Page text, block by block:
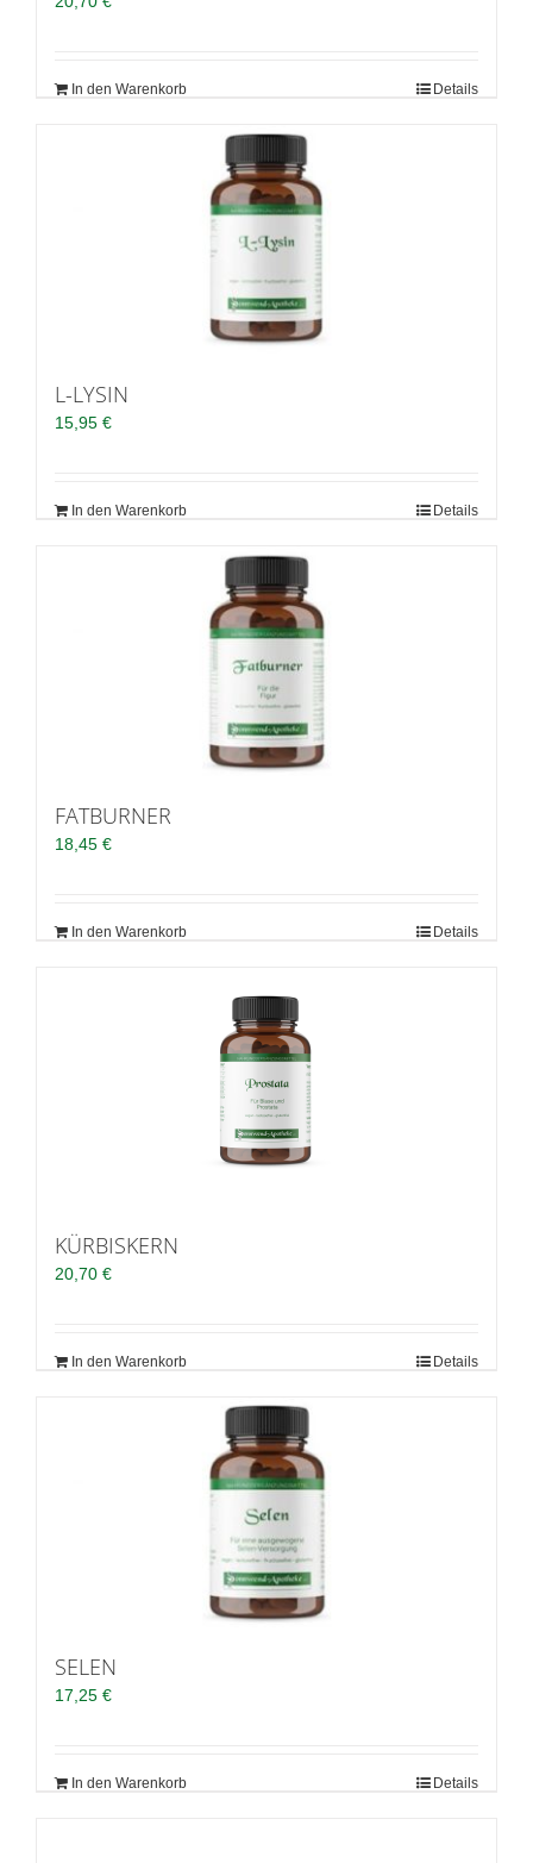
In den Warenkorb Details
L-LYSIN
15,95 €
In den Warenkorb Details
FATBURNER
18,45 €
In den Warenkorb Details
KÜRBISKERN
20,70 €
In den Warenkorb Details
SELEN
17,25 €
In den Warenkorb Details